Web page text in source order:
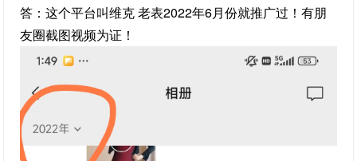
答：这个平台叫维克 老表2022年6月份就推广过！有朋
友圈截图视频为证！